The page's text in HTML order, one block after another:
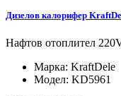
Дизелов калорифер
Нафтов отоплител
Марка: KraftDele
Модел: KD5961